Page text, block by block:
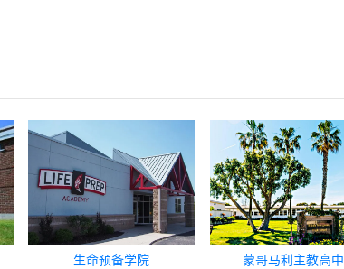
生命预备学院 蒙哥马利主教高中